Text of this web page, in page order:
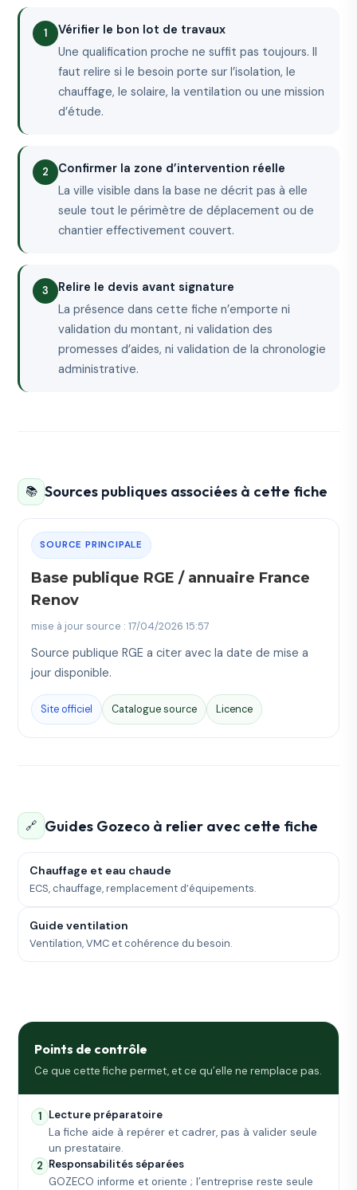
Vérifier le bon lot de travaux
Une qualification proche ne suffit pas toujours. Il
faut relire si le besoin porte sur l’isolation, le
chauffage, le solaire, la ventilation ou une mission
d’étude.
Confirmer la zone d’intervention réelle
La ville visible dans la base ne décrit pas à elle
seule tout le périmètre de déplacement ou de
chantier effectivement couvert.
Relire le devis avant signature
La présence dans cette fiche n’emporte ni
validation du montant, ni validation des
promesses d’aides, ni validation de la chronologie
administrative.
📚 Sources publiques associées à cette fiche
SOURCE PRINCIPALE
Base publique RGE / annuaire France
Renov
mise à jour source : 17/04/2026 15:57
Source publique RGE a citer avec la date de mise a
jour disponible.
Site officiel Catalogue source Licence
🔗 Guides Gozeco à relier avec cette fiche
Chauffage et eau chaude
ECS, chauffage, remplacement d’équipements.
Guide ventilation
Ventilation, VMC et cohérence du besoin.
Points de contrôle
Ce que cette fiche permet, et ce qu’elle ne remplace pas.
1 Lecture préparatoire
La fiche aide à repérer et cadrer, pas à valider seule
un prestataire.
2 Responsabilités séparées
GOZECO informe et oriente ; l’entreprise reste seule